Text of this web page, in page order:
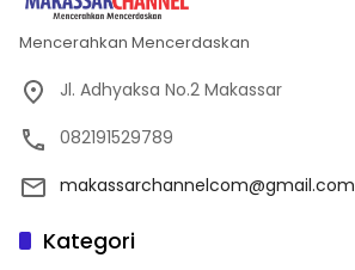
Mencerahkan Mencerdaskan
Jl. Adhyaksa No.2 Makassar
082191529789
makassarchannelcom@gmail.com
Kategori